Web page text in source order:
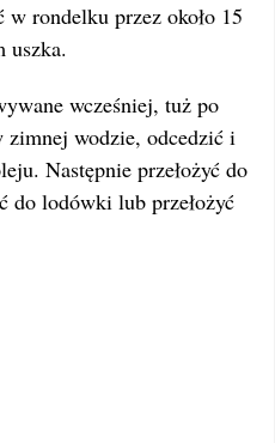
rondelku przez około 15
uszka.
wcześniej, tuż po
zimnej wodzie, odcedzić i
Następnie przełożyć do
do lodówki lub przełożyć